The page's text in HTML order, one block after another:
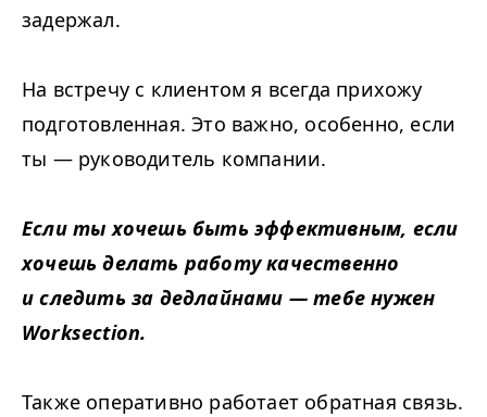
задержал.
На встречу с клиентом я всегда прихожу
подготовленная. Это важно, особенно, если
ты — руководитель компании.
Если ты хочешь быть эффективным, если
хочешь делать работу качественно
и следить за дедлайнами — тебе нужен
Worksection.
Также оперативно работает обратная связь.